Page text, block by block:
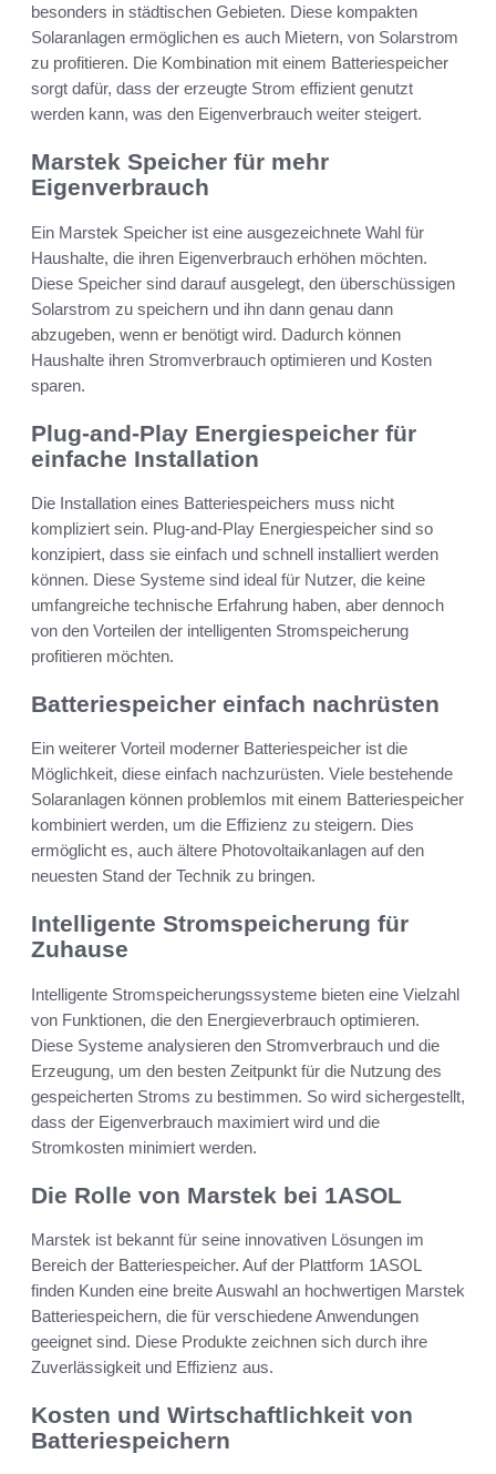
besonders in städtischen Gebieten. Diese kompakten
Solaranlagen ermöglichen es auch Mietern, von Solarstrom
zu profitieren. Die Kombination mit einem Batteriespeicher
sorgt dafür, dass der erzeugte Strom effizient genutzt
werden kann, was den Eigenverbrauch weiter steigert.
Marstek Speicher für mehr
Eigenverbrauch
Ein Marstek Speicher ist eine ausgezeichnete Wahl für
Haushalte, die ihren Eigenverbrauch erhöhen möchten.
Diese Speicher sind darauf ausgelegt, den überschüssigen
Solarstrom zu speichern und ihn dann genau dann
abzugeben, wenn er benötigt wird. Dadurch können
Haushalte ihren Stromverbrauch optimieren und Kosten
sparen.
Plug-and-Play Energiespeicher für
einfache Installation
Die Installation eines Batteriespeichers muss nicht
kompliziert sein. Plug-and-Play Energiespeicher sind so
konzipiert, dass sie einfach und schnell installiert werden
können. Diese Systeme sind ideal für Nutzer, die keine
umfangreiche technische Erfahrung haben, aber dennoch
von den Vorteilen der intelligenten Stromspeicherung
profitieren möchten.
Batteriespeicher einfach nachrüsten
Ein weiterer Vorteil moderner Batteriespeicher ist die
Möglichkeit, diese einfach nachzurüsten. Viele bestehende
Solaranlagen können problemlos mit einem Batteriespeicher
kombiniert werden, um die Effizienz zu steigern. Dies
ermöglicht es, auch ältere Photovoltaikanlagen auf den
neuesten Stand der Technik zu bringen.
Intelligente Stromspeicherung für
Zuhause
Intelligente Stromspeicherungssysteme bieten eine Vielzahl
von Funktionen, die den Energieverbrauch optimieren.
Diese Systeme analysieren den Stromverbrauch und die
Erzeugung, um den besten Zeitpunkt für die Nutzung des
gespeicherten Stroms zu bestimmen. So wird sichergestellt,
dass der Eigenverbrauch maximiert wird und die
Stromkosten minimiert werden.
Die Rolle von Marstek bei 1ASOL
Marstek ist bekannt für seine innovativen Lösungen im
Bereich der Batteriespeicher. Auf der Plattform 1ASOL
finden Kunden eine breite Auswahl an hochwertigen Marstek
Batteriespeichern, die für verschiedene Anwendungen
geeignet sind. Diese Produkte zeichnen sich durch ihre
Zuverlässigkeit und Effizienz aus.
Kosten und Wirtschaftlichkeit von
Batteriespeichern